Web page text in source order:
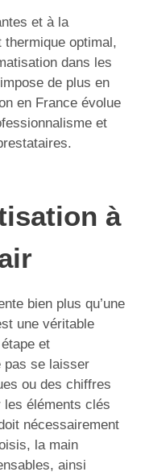
et à la
thermique optimal,
dans les
de plus en
en France évolue
et
à
bien plus qu’une
une véritable
et
pas se laisser
ou des chiffres
les éléments clés
nécessairement
la main
ainsi